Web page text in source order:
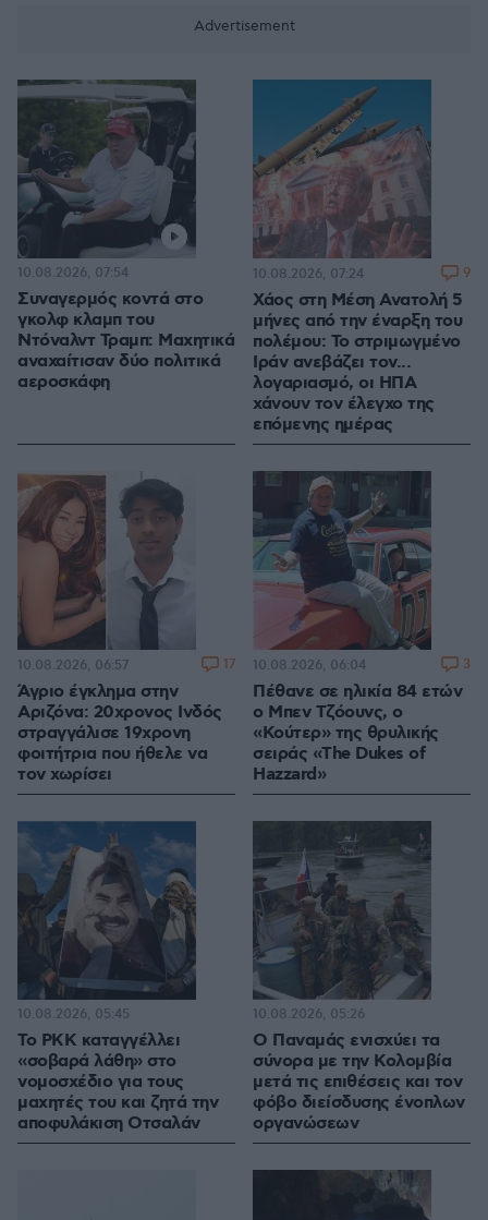
Συναγερμός κοντά στο
γκολφ κλαμπ του
Ντόναλντ Τραμπ: Μαχητικά
αναχαίτισαν δύο πολιτικά
αεροσκάφη
10.08.2026, 07:54
Χάος στη Μέση Ανατολή 5
μήνες από την έναρξη του
πολέμου: Το στριμωγμένο
Ιράν ανεβάζει τον...
λογαριασμό, οι ΗΠΑ
χάνουν τον έλεγχο της
επόμενης ημέρας
10.08.2026, 07:24 9
Άγριο έγκλημα στην
Αριζόνα: 20χρονος Ινδός
στραγγάλισε 19χρονη
φοιτήτρια που ήθελε να
τον χωρίσει
10.08.2026, 06:57 17
Πέθανε σε ηλικία 84 ετών
ο Μπεν Τζόουνς, ο
«Κούτερ» της θρυλικής
σειράς «The Dukes of
Hazzard»
10.08.2026, 06:04 3
Το PKK καταγγέλλει
«σοβαρά λάθη» στο
νομοσχέδιο για τους
μαχητές του και ζητά την
αποφυλάκιση Οτσαλάν
10.08.2026, 05:45
O Παναμάς ενισχύει τα
σύνορα με την Κολομβία
μετά τις επιθέσεις και τον
φόβο διείσδυσης ένοπλων
οργανώσεων
10.08.2026, 05:26